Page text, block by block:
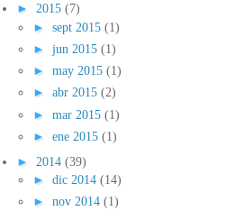
► 2015 (7)
► sept 2015 (1)
► jun 2015 (1)
► may 2015 (1)
► abr 2015 (2)
► mar 2015 (1)
► ene 2015 (1)
► 2014 (39)
► dic 2014 (14)
► nov 2014 (1)